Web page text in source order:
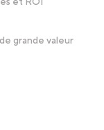
grande valeur